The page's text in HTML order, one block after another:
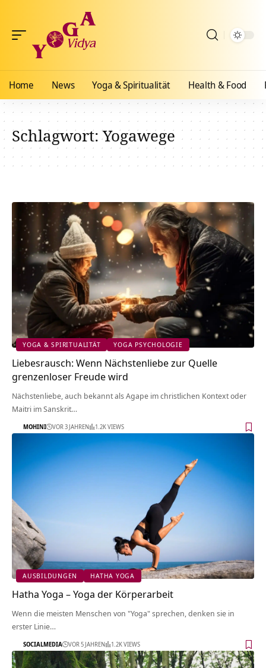
Home News Yoga & Spiritualität Health & Food
Schlagwort:Yogawege
YOGA & SPIRITUALITÄT YOGA PSYCHOLOGIE
Liebesrausch: Wenn Nächstenliebe zur Quelle
grenzenloser Freude wird
Nächstenliebe, auch bekannt als Agape im christlichen Kontext oder
Maitri im Sanskrit…
MOHINI VOR 3 JAHREN 1.2K VIEWS
AUSBILDUNGEN HATHA YOGA
Hatha Yoga – Yoga der Körperarbeit
Wenn die meisten Menschen von "Yoga" sprechen, denken sie in
erster Linie…
SOCIALMEDIA VOR 5 JAHREN 1.2K VIEWS